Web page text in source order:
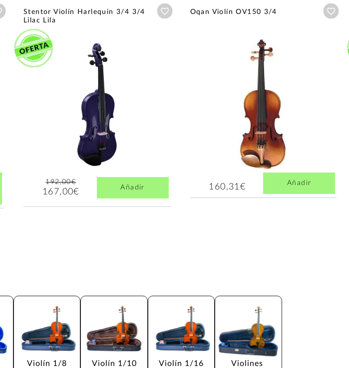
Añadir a wishlist
Stentor Violín Harlequin 3/4 3/4
Lilac Lila
Añadir a wishlist
192,00€
167,00€ Añadir
Oqan Violín OV150 3/4
160,31€ Añadir
Violín 1/8 Violín 1/10 Violín 1/16
Violines